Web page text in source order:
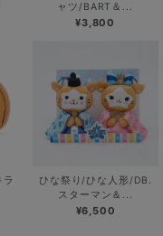
ャツ/BART＆...
¥3,800
ひな祭り/ひな人形/DB.
スターマン＆...
¥6,500